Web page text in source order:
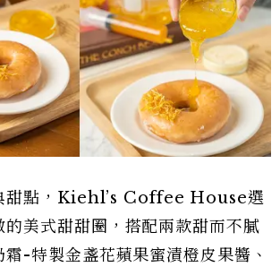
甜點，Kiehl’s Coffee House選
的美式甜甜圈，搭配兩款甜而不膩
-特製金盞花蘋果蜜漬橙皮果醬、